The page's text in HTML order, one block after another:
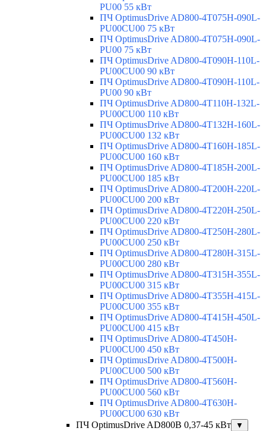
PU00 55 кВт
ПЧ OptimusDrive AD800-4T075H-090L-
PU00CU00 75 кВт
ПЧ OptimusDrive AD800-4T075H-090L-
PU00 75 кВт
ПЧ OptimusDrive AD800-4T090H-110L-
PU00CU00 90 кВт
ПЧ OptimusDrive AD800-4T090H-110L-
PU00 90 кВт
ПЧ OptimusDrive AD800-4T110H-132L-
PU00CU00 110 кВт
ПЧ OptimusDrive AD800-4T132H-160L-
PU00CU00 132 кВт
ПЧ OptimusDrive AD800-4T160H-185L-
PU00CU00 160 кВт
ПЧ OptimusDrive AD800-4T185H-200L-
PU00CU00 185 кВт
ПЧ OptimusDrive AD800-4T200H-220L-
PU00CU00 200 кВт
ПЧ OptimusDrive AD800-4T220H-250L-
PU00CU00 220 кВт
ПЧ OptimusDrive AD800-4T250H-280L-
PU00CU00 250 кВт
ПЧ OptimusDrive AD800-4T280H-315L-
PU00CU00 280 кВт
ПЧ OptimusDrive AD800-4T315H-355L-
PU00CU00 315 кВт
ПЧ OptimusDrive AD800-4T355H-415L-
PU00CU00 355 кВт
ПЧ OptimusDrive AD800-4T415H-450L-
PU00CU00 415 кВт
ПЧ OptimusDrive AD800-4T450H-
PU00CU00 450 кВт
ПЧ OptimusDrive AD800-4T500H-
PU00CU00 500 кВт
ПЧ OptimusDrive AD800-4T560H-
PU00CU00 560 кВт
ПЧ OptimusDrive AD800-4T630H-
PU00CU00 630 кВт
ПЧ OptimusDrive AD800B 0,37-45 кВт
▼